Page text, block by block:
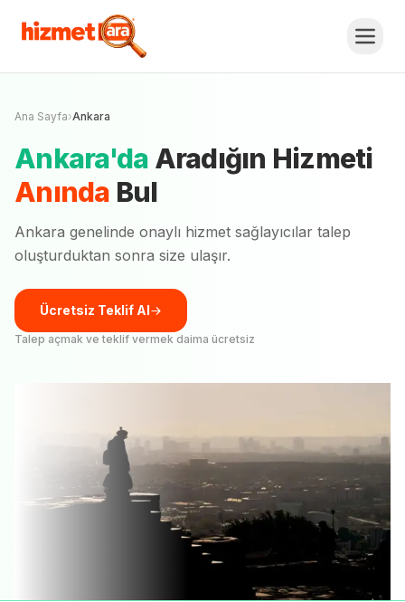
Ana Sayfa›Ankara
Ankara'da Aradığın Hizmeti
Anında Bul
Ankara genelinde onaylı hizmet sağlayıcılar talep
oluşturduktan sonra size ulaşır.
Ücretsiz Teklif Al
Talep açmak ve teklif vermek daima ücretsiz